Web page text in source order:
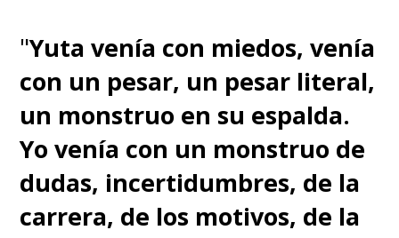
"Yuta venía con miedos, venía
con un pesar, un pesar literal,
un monstruo en su espalda.
Yo venía con un monstruo de
dudas, incertidumbres, de la
carrera, de los motivos, de la